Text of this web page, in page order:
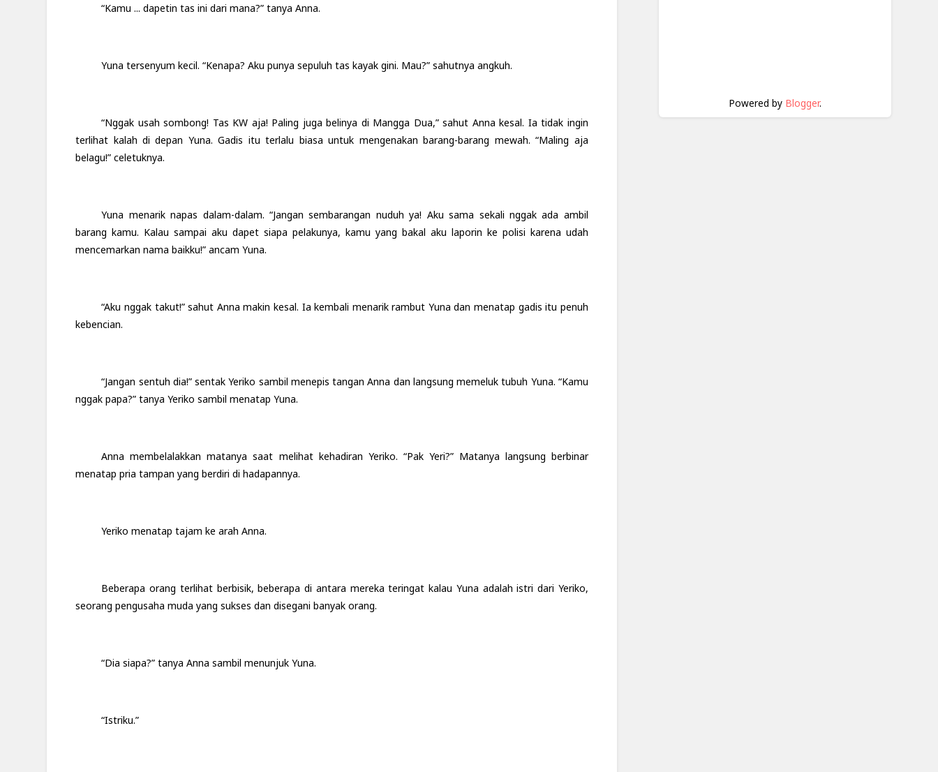
“Kamu ... dapetin tas ini dari mana?” tanya Anna.
Yuna tersenyum kecil. “Kenapa? Aku punya sepuluh tas kayak gini. Mau?” sahutnya angkuh.
“Nggak usah sombong! Tas KW aja! Paling juga belinya di Mangga Dua,” sahut Anna kesal. Ia tidak ingin
terlihat kalah di depan Yuna. Gadis itu terlalu biasa untuk mengenakan barang-barang mewah. “Maling aja
belagu!” celetuknya.
Yuna menarik napas dalam-dalam. “Jangan sembarangan nuduh ya! Aku sama sekali nggak ada ambil
barang kamu. Kalau sampai aku dapet siapa pelakunya, kamu yang bakal aku laporin ke polisi karena udah
mencemarkan nama baikku!” ancam Yuna.
“Aku nggak takut!” sahut Anna makin kesal. Ia kembali menarik rambut Yuna dan menatap gadis itu penuh
kebencian.
“Jangan sentuh dia!” sentak Yeriko sambil menepis tangan Anna dan langsung memeluk tubuh Yuna. “Kamu
nggak papa?” tanya Yeriko sambil menatap Yuna.
Anna membelalakkan matanya saat melihat kehadiran Yeriko. “Pak Yeri?” Matanya langsung berbinar
menatap pria tampan yang berdiri di hadapannya.
Yeriko menatap tajam ke arah Anna.
Beberapa orang terlihat berbisik, beberapa di antara mereka teringat kalau Yuna adalah istri dari Yeriko,
seorang pengusaha muda yang sukses dan disegani banyak orang.
“Dia siapa?” tanya Anna sambil menunjuk Yuna.
“Istriku.”
Powered by Blogger.